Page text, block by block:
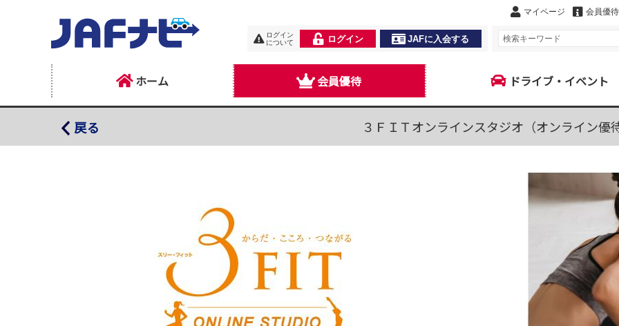
マイページ 会員優
ログイン
について
ログイン JAFに入会する
ホーム 会員優待 ドライブ・イベント
戻る ３ＦＩＴオンラインスタジオ（オンライン優
３ＦＩＴオンラインスタジオ（オンライン優待）